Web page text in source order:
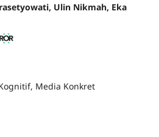
Ulin Nikmah, Eka
Media Konkret